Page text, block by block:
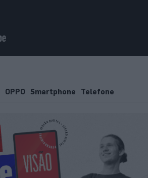
OPPO Smartphone Telefone